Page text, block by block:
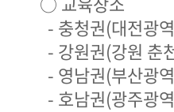
- 충청권(대전광
- 강원권(강원 춘
- 영남권(부산광
- 호남권(광주광